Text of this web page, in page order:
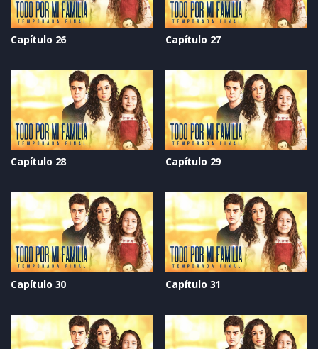
Capítulo 26 Capítulo 27
Capítulo 28 Capítulo 29
Capítulo 30 Capítulo 31